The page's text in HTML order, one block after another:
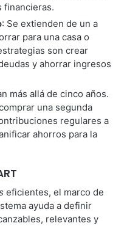
financieras.
: Se extienden de un a
para una casa o
son crear
y ahorrar ingresos
más allá de cinco años.
una segunda
regulares a
ahorros para la
eficientes, el marco de
ayuda a definir
relevantes y